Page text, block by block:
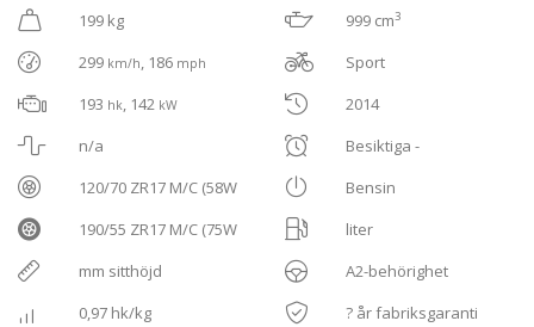
199 kg
299 km/h, 186 mph
193 hk, 142 kW
n/a
120/70 ZR17 M/C (58W
190/55 ZR17 M/C (75W
mm sitthöjd
0,97 hk/kg
999 cm3
Sport
2014
Besiktiga -
Bensin
liter
A2-behörighet
? år fabriksgaranti